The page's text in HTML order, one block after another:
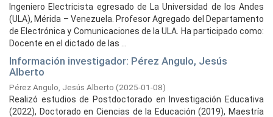
Ingeniero Electricista egresado de La Universidad de los Andes
(ULA), Mérida – Venezuela. Profesor Agregado del Departamento
de Electrónica y Comunicaciones de la ULA. Ha participado como:
Docente en el dictado de las ...
Información investigador: Pérez Angulo, Jesús
Alberto
Pérez Angulo, Jesús Alberto (2025-01-08)
Realizó estudios de Postdoctorado en Investigación Educativa
(2022), Doctorado en Ciencias de la Educación (2019), Maestría